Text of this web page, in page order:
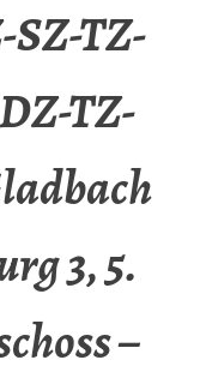
TZ-
TZ-
3, 5.
–